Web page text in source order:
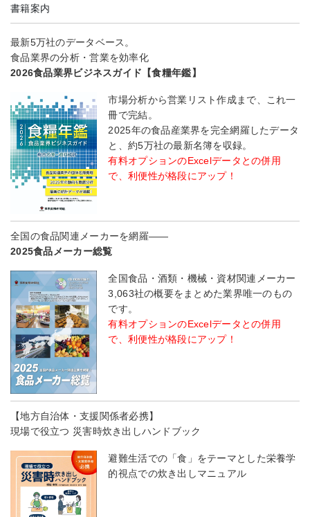
書籍案内
最新5万社のデータベース。
食品業界の分析・営業を効率化
2026食品業界ビジネスガイド【食糧年鑑】
市場分析から営業リスト作成まで、これ一
冊で完結。
2025年の食品産業界を完全網羅したデータ
と、約5万社の最新名簿を収録。
有料オプションのExcelデータとの併用
で、利便性が格段にアップ！
全国の食品関連メーカーを網羅――
2025食品メーカー総覧
全国食品・酒類・機械・資材関連メーカー
3,063社の概要をまとめた業界唯一のもの
です。
有料オプションのExcelデータとの併用
で、利便性が格段にアップ！
【地方自治体・支援関係者必携】
現場で役立つ 災害時炊き出しハンドブック
避難生活での「食」をテーマとした栄養学
的視点での炊き出しマニュアル